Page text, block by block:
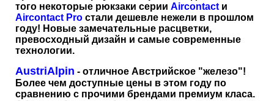
того некоторые рюкзаки серии Aircontact и
Aircontact Pro стали дешевле нежели в прошлом
году! Новые замечательные расцветки,
превосходный дизайн и самые современные
технологии.
AustriAlpin - отличное Австрийское "железо"!
Более чем доступные цены в этом году по
сравнению с прочими брендами премиум класа.